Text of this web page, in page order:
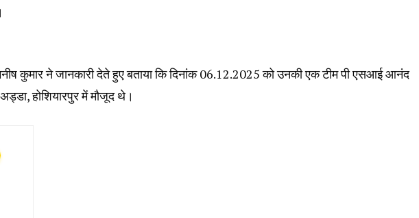
कुमार ने जानकारी देते हुए बताया कि दिनांक 06.12.2025 को उनकी एक टीम पी एसआई आनंद
होशियारपुर में मौजूद थे।